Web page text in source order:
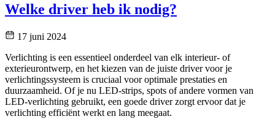
Welke driver heb ik nodig?
17 juni 2024
Verlichting is een essentieel onderdeel van elk interieur- of
exterieurontwerp, en het kiezen van de juiste driver voor je
verlichtingssysteem is cruciaal voor optimale prestaties en
duurzaamheid. Of je nu LED-strips, spots of andere vormen van
LED-verlichting gebruikt, een goede driver zorgt ervoor dat je
verlichting efficiënt werkt en lang meegaat.